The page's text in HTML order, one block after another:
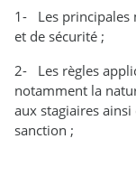
1- Les principales
et de sécurité ;
2- Les règles
notamment la
aux stagiaires
sanction ;